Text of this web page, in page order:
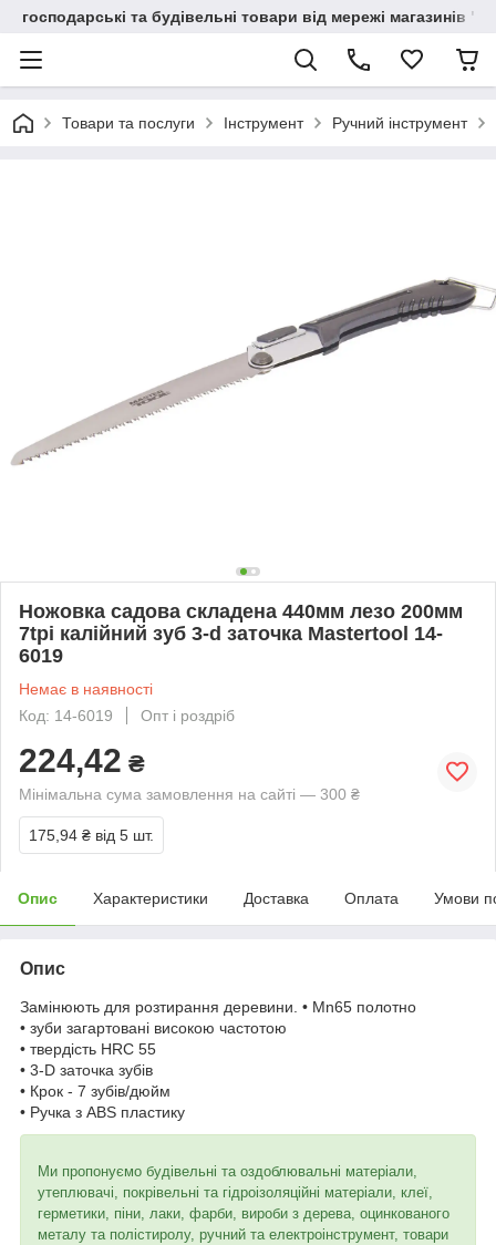
господарські та будівельні товари від мережі магазинів
Товари та послуги Інструмент Ручний інструмент
Ножовка садова складена 440мм лезо 200мм
7tpi калійний зуб 3-d заточка Mastertool 14-
6019
Немає в наявності
Код: 14-6019
Опт і роздріб
224,42 ₴
Мінімальна сума замовлення на сайті — 300 ₴
175,94 ₴ від 5 шт.
Опис Характеристики Доставка Оплата Умови
Опис
Замінюють для розтирання деревини. • Mn65 полотно
• зуби загартовані високою частотою
• твердість HRC 55
• 3-D заточка зубів
• Крок - 7 зубів/дюйм
• Ручка з ABS пластику
Ми пропонуємо будівельні та оздоблювальні матеріали,
утеплювачі, покрівельні та гідроізоляційні матеріали, клеї,
герметики, піни, лаки, фарби, вироби з дерева, оцинкованого
металу та полістиролу, ручний та електроінструмент, товари